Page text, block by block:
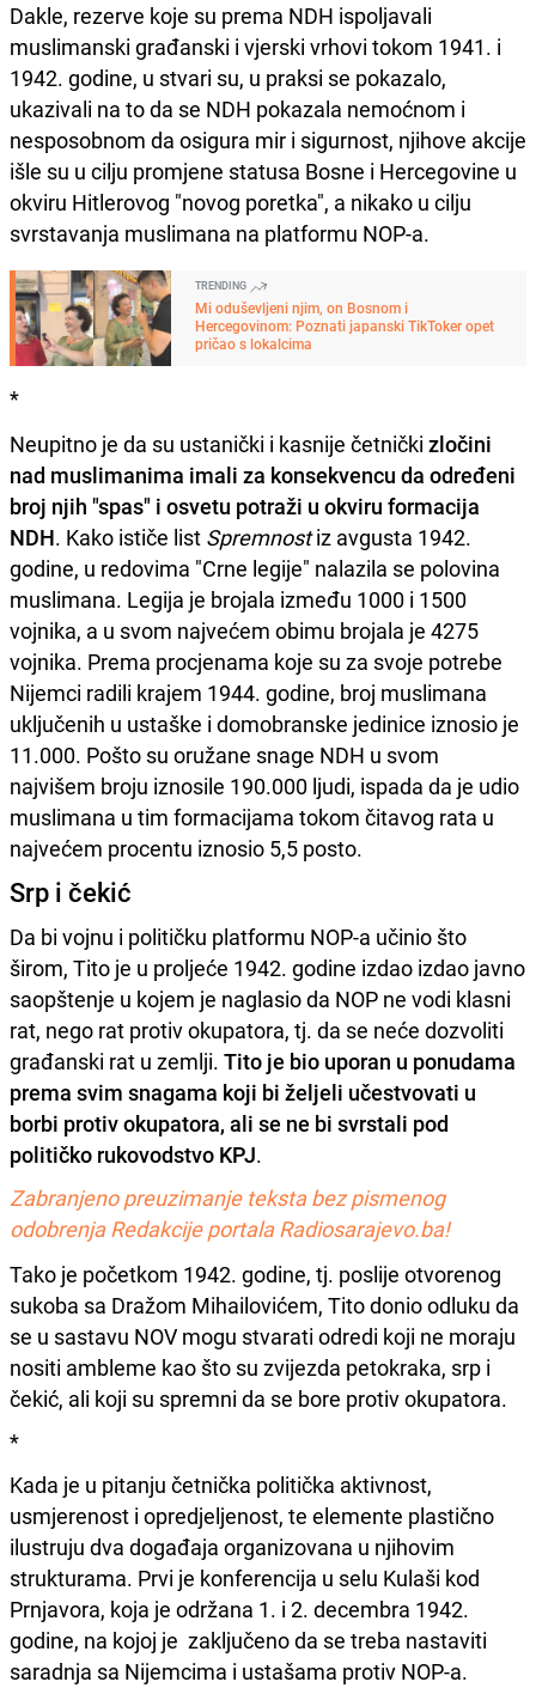
Dakle, rezerve koje su prema NDH ispoljavali
muslimanski građanski i vjerski vrhovi tokom 1941. i
1942. godine, u stvari su, u praksi se pokazalo,
ukazivali na to da se NDH pokazala nemoćnom i
nesposobnom da osigura mir i sigurnost, njihove akcije
išle su u cilju promjene statusa Bosne i Hercegovine u
okviru Hitlerovog "novog poretka", a nikako u cilju
svrstavanja muslimana na platformu NOP-a.
TRENDING
Mi oduševljeni njim, on Bosnom i
Hercegovinom: Poznati japanski TikToker opet
pričao s lokalcima
*
Neupitno je da su ustanički i kasnije četnički zločini
nad muslimanima imali za konsekvencu da određeni
broj njih "spas" i osvetu potraži u okviru formacija
NDH. Kako ističe list Spremnostiz avgusta 1942.
godine, u redovima "Crne legije" nalazila se polovina
muslimana. Legija je brojala između 1000 i 1500
vojnika, a u svom najvećem obimu brojala je 4275
vojnika. Prema procjenama koje su za svoje potrebe
Nijemci radili krajem 1944. godine, broj muslimana
uključenih u ustaške i domobranske jedinice iznosio je
11.000. Pošto su oružane snage NDH u svom
najvišem broju iznosile 190.000 ljudi, ispada da je udio
muslimana u tim formacijama tokom čitavog rata u
najvećem procentu iznosio 5,5 posto.
Srp i čekić
Da bi vojnu i političku platformu NOP-a učinio što
širom, Tito je u proljeće 1942. godine izdao izdao javno
saopštenje u kojem je naglasio da NOP ne vodi klasni
rat, nego rat protiv okupatora, tj. da se neće dozvoliti
građanski rat u zemlji. Tito je bio uporan u ponudama
prema svim snagama koji bi željeli učestvovati u
borbi protiv okupatora, ali se ne bi svrstali pod
političko rukovodstvo KPJ.
Zabranjeno preuzimanje teksta bez pismenog
odobrenja Redakcije portala Radiosarajevo.ba!
Tako je početkom 1942. godine, tj. poslije otvorenog
sukoba sa Dražom Mihailovićem, Tito donio odluku da
se u sastavu NOV mogu stvarati odredi koji ne moraju
nositi ambleme kao što su zvijezda petokraka, srp i
čekić, ali koji su spremni da se bore protiv okupatora.
*
Kada je u pitanju četnička politička aktivnost,
usmjerenost i opredjeljenost, te elemente plastično
ilustruju dva događaja organizovana u njihovim
strukturama. Prvi je konferencija u selu Kulaši kod
Prnjavora, koja je održana 1. i 2. decembra 1942.
godine, na kojoj je zaključeno da se treba nastaviti
saradnja sa Nijemcima i ustašama protiv NOP-a.